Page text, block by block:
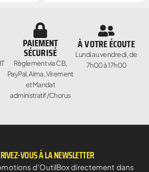
PAIEMENT
SÉCURISÉ
Règlement via CB,
PayPal, Alma, Virement
et Mandat
administratif/Chorus
À VOTRE ÉCOUTE
Lundi au vendredi, de
7h00 à 17h00
VOUS À LA NEWSLETTER
d’OutilBox directement dans